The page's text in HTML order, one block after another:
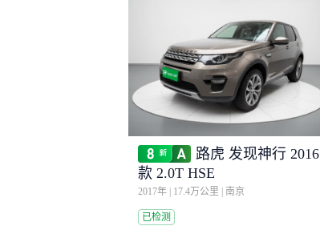
路虎 发现神行 2016
款 2.0T HSE
2017年 17.4万公里 南京
已检测